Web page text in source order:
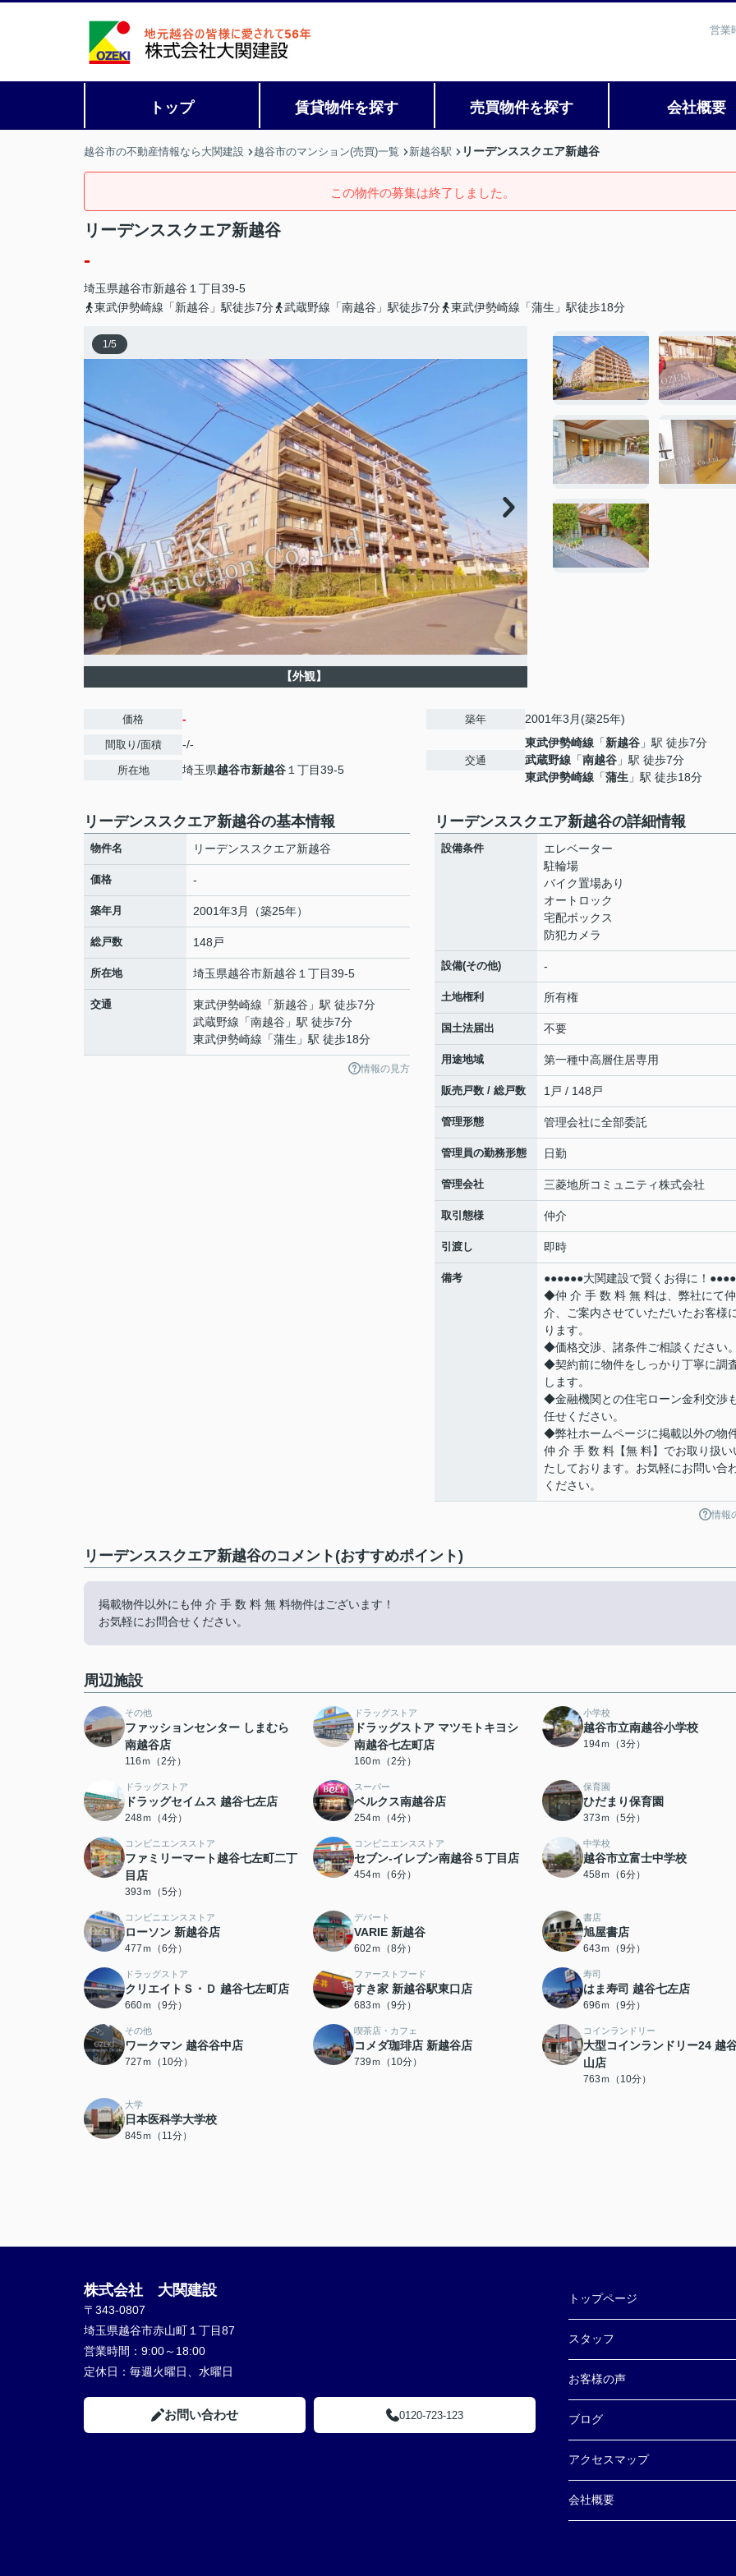
営業
トップ 賃貸物件を探す 売買物件を探す 会社概要
越谷市の不動産情報なら大関建設 越谷市のマンション(売買)一覧 新越谷駅 リーデンススクエア新越谷
この物件の募集は終了しました。
リーデンススクエア新越谷
-
埼玉県越谷市新越谷 １丁目39-5
東武伊勢崎線「新越谷」駅徒歩7分
武蔵野線「南越谷」駅徒歩7分 東武伊勢崎線「蒲生」駅徒歩18分
1/5
【外観】
価格 -
間取り/面積 -/-
所在地 埼玉県越谷市新越谷 １丁目39-5
築年 2001年3月(築25年)
交通
東武伊勢崎線 「新越谷 」駅 徒歩7分
武蔵野線 「南越谷 」駅 徒歩7分
東武伊勢崎線 「蒲生 」駅 徒歩18分
リーデンススクエア新越谷の基本情報
物件名 リーデンススクエア新越谷
価格 -
築年月 2001年3月（築25年）
総戸数 148戸
所在地 埼玉県越谷市新越谷 １丁目39-5
交通 東武伊勢崎線 「新越谷 」駅 徒歩7分
武蔵野線 「南越谷 」駅 徒歩7分
東武伊勢崎線 「蒲生 」駅 徒歩18分
情報の見方
リーデンススクエア新越谷の詳細情報
設備条件
エレベーター
駐輪場
バイク置場あり
オートロック
宅配ボックス
防犯カメラ
設備(その他) -
土地権利 所有権
国土法届出 不要
用途地域 第一種中高層住居専用
販売戸数 / 総戸数 1戸 / 148戸
管理形態 管理会社に全部委託
管理員の勤務形態 日勤
管理会社 三菱地所コミュニティ株式会社
取引態様 仲介
引渡し 即時
備考
●●●●●●大関建設で賢くお得に！
◆仲 介 手 数 料 無 料は、弊社にて仲
介、ご案内させていただいたお客様
ります。
◆価格交渉、諸条件ご相談ください
◆契約前に物件をしっかり丁寧に調
します。
◆金融機関との住宅ローン金利交渉
任せください。
◆弊社ホームページに掲載以外の物
仲 介 手 数 料【無 料】でお取り扱い
たしております。お気軽にお問い合
ください。
情報
リーデンススクエア新越谷のコメント(おすすめポイント)
掲載物件以外にも仲 介 手 数 料 無 料物件はございます！
お気軽にお問合せください。
周辺施設
その他
ファッションセンター しまむら
南越谷店
116ｍ（2分）
ドラッグストア
ドラッグストア マツモトキヨシ
南越谷七左町店
160ｍ（2分）
小学校
越谷市立南越谷小学校
194ｍ（3分）
ドラッグストア
ドラッグセイムス 越谷七左店
248ｍ（4分）
スーパー
ベルクス南越谷店
254ｍ（4分）
保育園
ひだまり保育園
373ｍ（5分）
コンビニエンスストア
ファミリーマート越谷七左町二丁
目店
393ｍ（5分）
コンビニエンスストア
セブン-イレブン南越谷５丁目店
454ｍ（6分）
中学校
越谷市立富士中学校
458ｍ（6分）
コンビニエンスストア
ローソン 新越谷店
477ｍ（6分）
デパート
VARIE 新越谷
602ｍ（8分）
書店
旭屋書店
643ｍ（9分）
ドラッグストア
クリエイトＳ・Ｄ 越谷七左町店
660ｍ（9分）
ファーストフード
すき家 新越谷駅東口店
683ｍ（9分）
寿司
はま寿司 越谷七左店
696ｍ（9分）
その他
ワークマン 越谷谷中店
727ｍ（10分）
喫茶店・カフェ
コメダ珈琲店 新越谷店
739ｍ（10分）
コインランドリー
大型コインランドリー24 越
山店
763ｍ（10分）
大学
日本医科学大学校
845ｍ（11分）
株式会社 大関建設
〒343-0807
埼玉県越谷市赤山町１丁目87
営業時間： 9:00～18:00
定休日： 毎週火曜日、水曜日
お問い合わせ 0120-723-123
トップページ
スタッフ
お客様の声
ブログ
アクセスマップ
会社概要